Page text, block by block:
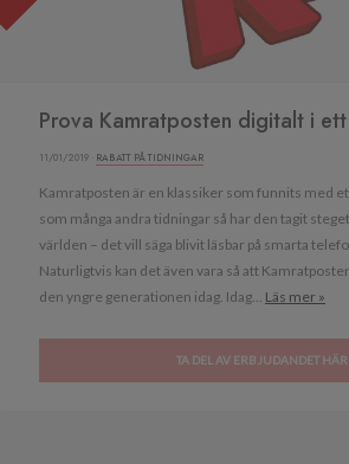
Prova Kamratposten digitalt i
11/01/2019 · RABATT PÅ TIDNINGAR
Kamratposten är en klassiker som funnits med
som många andra tidningar så har den tagit
världen – det vill säga blivit läsbar på smarta
Naturligtvis kan det även vara så att
den yngre generationen idag. Idag... Läs mer »
TA DEL AV ERBJUDANDET HÄR